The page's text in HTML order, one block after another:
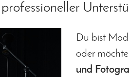
Du bist
oder
und